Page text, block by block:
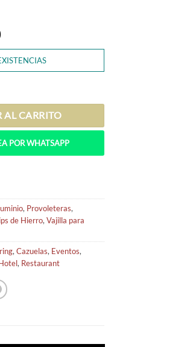
AL CARRITO
POR WHATSAPP
, Provoleteras,
de Hierro,Vajilla para
,Cazuelas, Eventos,
, Restaurant